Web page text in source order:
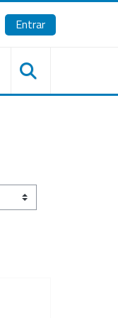
Entrar